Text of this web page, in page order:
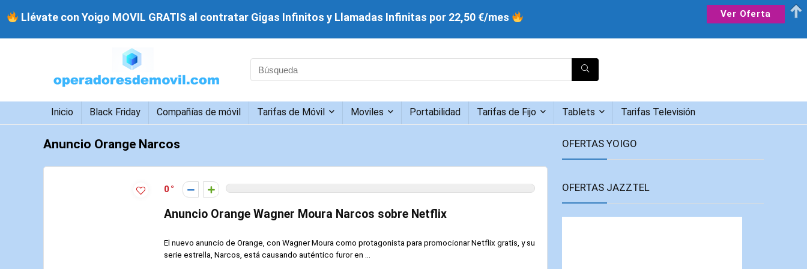
Inicio Black Friday Compañías de móvil Tarifas de Móvil Moviles Portabilidad Tarifas de Fijo Tablets Tarifas Televisión
Anuncio Orange Narcos
0
Anuncio Orange Wagner Moura Narcos sobre Netflix
El nuevo anuncio de Orange, con Wagner Moura como protagonista para promocionar Netflix gratis, y su
serie estrella, Narcos, está causando auténtico furor en ...
OFERTAS YOIGO
OFERTAS JAZZTEL
Llévate con Yoigo MOVIL GRATIS al contratar Gigas Infinitos y Llamadas Infinitas por 22,50 €/mes Ver Oferta